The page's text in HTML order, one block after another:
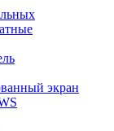
экран